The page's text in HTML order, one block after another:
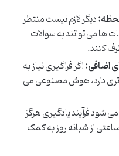
دیگر لازم نیست منتظر
ها می توانند به سوالات
کنند.
اضافی:اگر فراگیری نیاز به
دارد، هوش مصنوعی می
شود فرآیند یادگیری هرگز
از شبانه روز به کمک